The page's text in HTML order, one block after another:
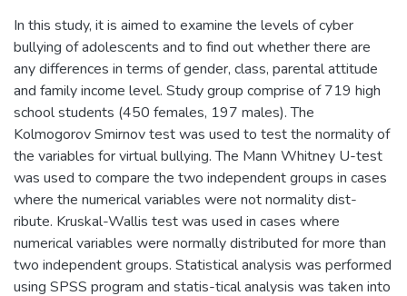
In this study, it is aimed to examine the levels of cyber
bullying of adolescents and to find out whether there are
any differences in terms of gender, class, parental attitude
and family income level. Study group comprise of 719 high
school students (450 females, 197 males). The
Kolmogorov Smirnov test was used to test the normality of
the variables for virtual bullying. The Mann Whitney U-test
was used to compare the two independent groups in cases
where the numerical variables were not normality dist-
ribute. Kruskal-Wallis test was used in cases where
numerical variables were normally distributed for more than
two independent groups. Statistical analysis was performed
using SPSS program and statis-tical analysis was taken into